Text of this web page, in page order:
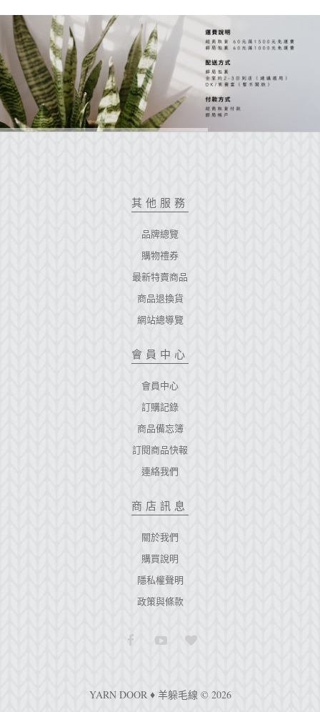
其他服務
品牌總覽
購物禮券
最新特賣商品
商品退換貨
網站總導覽
會員中心
會員中心
訂購記錄
商品備忘簿
訂閱商品快報
連絡我們
商店訊息
關於我們
購買說明
隱私權聲明
政策與條款
YARN DOOR ♦ 羊躲毛線 © 2026